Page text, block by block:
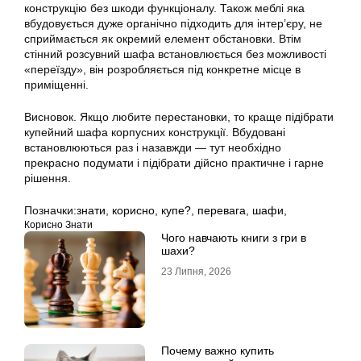
конструкцію без шкоди функціоналу. Також меблі яка
вбудовується дуже органічно підходить для інтер’єру, не
сприймається як окремий елемент обстановки. Втім
стінний розсувний шафа встановлюється без можливості
«переїзду», він розробляється під конкретне місце в
приміщенні.
Висновок. Якщо любите перестановки, то краще підібрати
купейний шафа корпусних конструкції. Вбудовані
встановлюються раз і назавжди — тут необхідно
прекрасно подумати і підібрати дійсно практичне і гарне
рішення.
Позначки:знати корисно купе? перевага шафи,
Корисно Знати
Чого навчають книги з гри в
шахи?
23 Липня, 2026
Почему важно купить